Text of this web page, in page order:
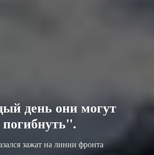
день они могут
погибнуть".
зажат на линии фронта